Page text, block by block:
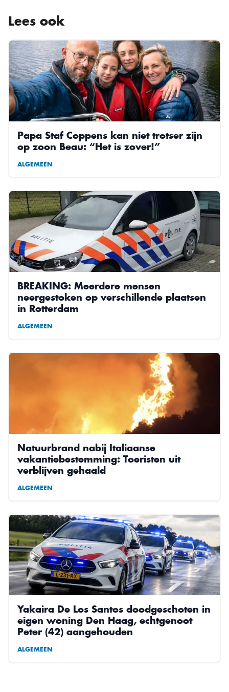
Lees ook
Papa Staf Coppens kan niet trotser zijn
op zoon Beau: “Het is zover!”
ALGEMEEN
BREAKING: Meerdere mensen
neergestoken op verschillende plaatsen
in Rotterdam
ALGEMEEN
Natuurbrand nabij Italiaanse
vakantiebestemming: Toeristen uit
verblijven gehaald
ALGEMEEN
Yakaira De Los Santos doodgeschoten in
eigen woning Den Haag, echtgenoot
Peter (42) aangehouden
ALGEMEEN